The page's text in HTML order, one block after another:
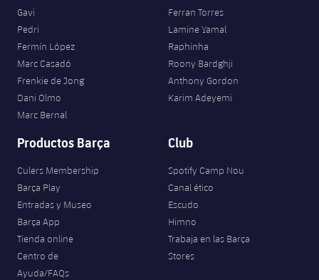
Gavi
Pedri
Fermín López
Marc Casadó
Frenkie de Jong
Dani Olmo
Marc Bernal
Ferran Torres
Lamine Yamal
Raphinha
Roony Bardghji
Anthony Gordon
Karim Adeyemi
Productos Barça
Culers Membership
Barça Play
Entradas y Museo
Barça App
Tienda online
Centro de
Ayuda/FAQs
Club
Spotify Camp Nou
Canal ético
Escudo
Himno
Trabaja en las Barça
Stores